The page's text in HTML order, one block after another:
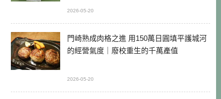
2026-05-20
門崎熟成肉格之進 用150萬日圓填平護城河
的經營氣度｜廢校重生的千萬產值
2026-05-20